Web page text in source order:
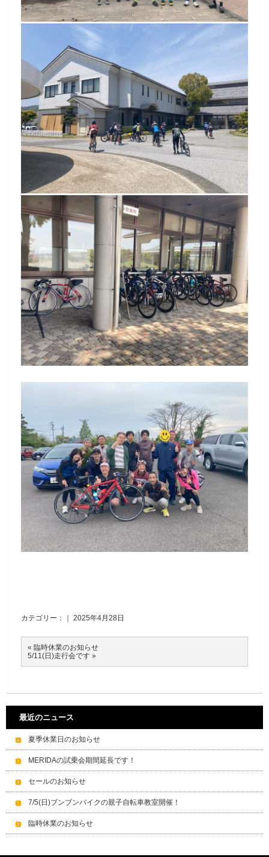
カテゴリー：｜ 2025年4月28日
« 臨時休業のお知らせ
5/11(日)走行会です »
最近のニュース
夏季休業日のお知らせ
MERIDAの試乗会期間延長です！
セールのお知らせ
7/5(日)ブンブンバイクの親子自転車教室開催！
臨時休業のお知らせ